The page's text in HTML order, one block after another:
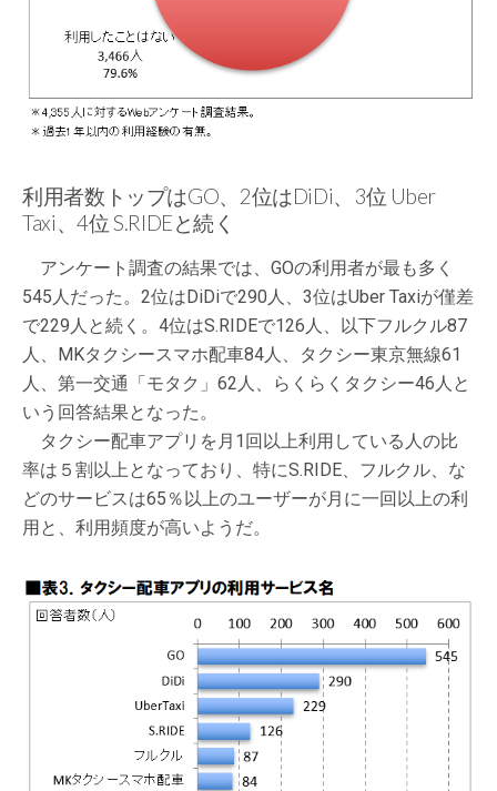
利用者数トップはGO、2位はDiDi、3位 Uber
Taxi、4位 S.RIDEと続く
アンケート調査の結果では、GOの利用者が最も多く
545人だった。2位はDiDiで290人、3位はUber Taxiが僅差
で229人と続く。4位はS.RIDEで126人、以下フルクル87
人、MKタクシースマホ配車84人、タクシー東京無線61
人、第一交通「モタク」62人、らくらくタクシー46人と
いう回答結果となった。
タクシー配車アプリを月1回以上利用している人の比
率は５割以上となっており、特にS.RIDE、フルクル、な
どのサービスは65％以上のユーザーが月に一回以上の利
用と、利用頻度が高いようだ。